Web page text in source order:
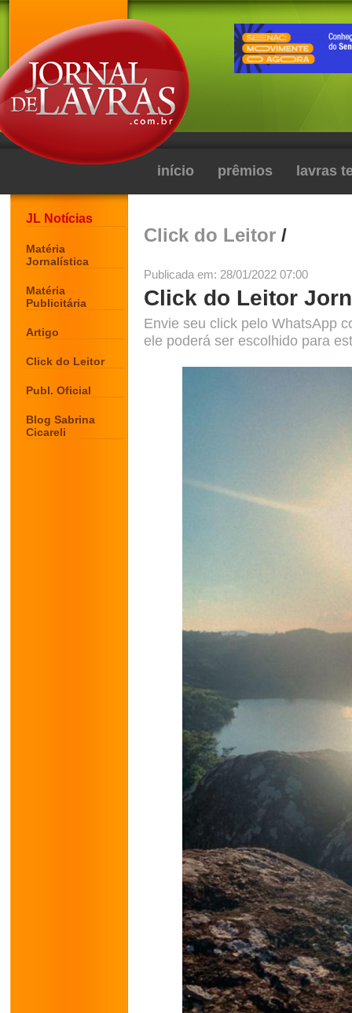
início prêmios lavras
JL Notícias
Matéria
Jornalística
Matéria
Publicitária
Artigo
Click do Leitor
Publ. Oficial
Blog Sabrina
Cicareli
Click do Leitor /
Publicada em: 28/01/2022 07:00
Click do Leitor
Envie seu click pelo WhatsApp
ele poderá ser escolhido para